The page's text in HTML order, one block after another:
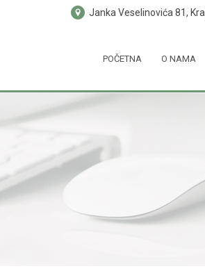
Janka Veselinovića 81,
POČETNA O NAMA